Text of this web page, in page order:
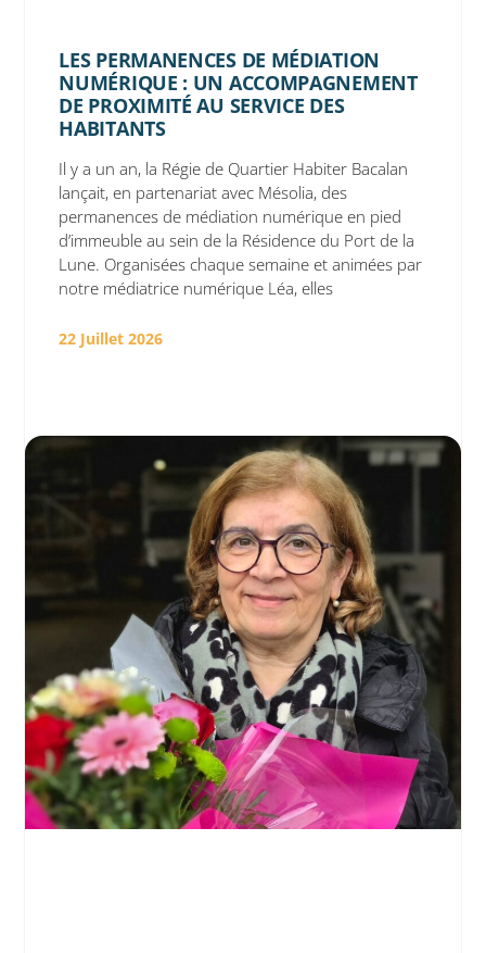
LES PERMANENCES DE MÉDIATION
NUMÉRIQUE : UN ACCOMPAGNEMENT
DE PROXIMITÉ AU SERVICE DES
HABITANTS
Il y a un an, la Régie de Quartier Habiter Bacalan
lançait, en partenariat avec Mésolia, des
permanences de médiation numérique en pied
d’immeuble au sein de la Résidence du Port de la
Lune. Organisées chaque semaine et animées par
notre médiatrice numérique Léa, elles
22 Juillet 2026